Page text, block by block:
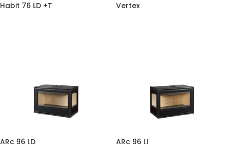
Habit 76 LD +T Vertex
ARc 96 LD ARc 96 LI